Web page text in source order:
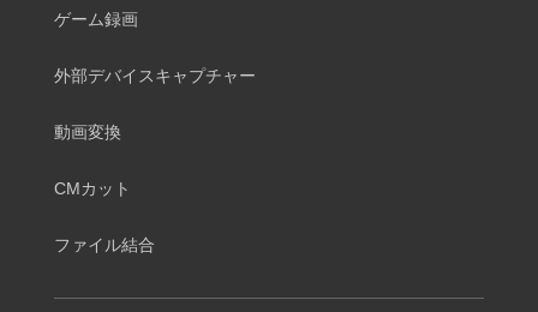
ゲーム録画
外部デバイスキャプチャー
動画変換
CMカット
ファイル結合